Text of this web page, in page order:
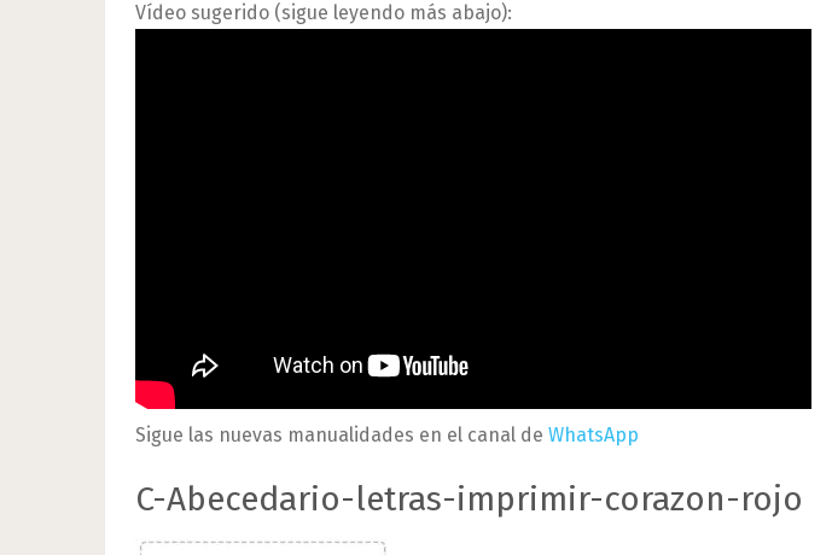
Vídeo sugerido (sigue leyendo más abajo):
Sigue las nuevas manualidades en el canal de WhatsApp
C-Abecedario-letras-imprimir-corazon-rojo